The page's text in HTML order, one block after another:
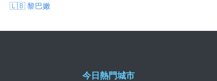
🇱🇧 黎巴嫩
今日熱門城市